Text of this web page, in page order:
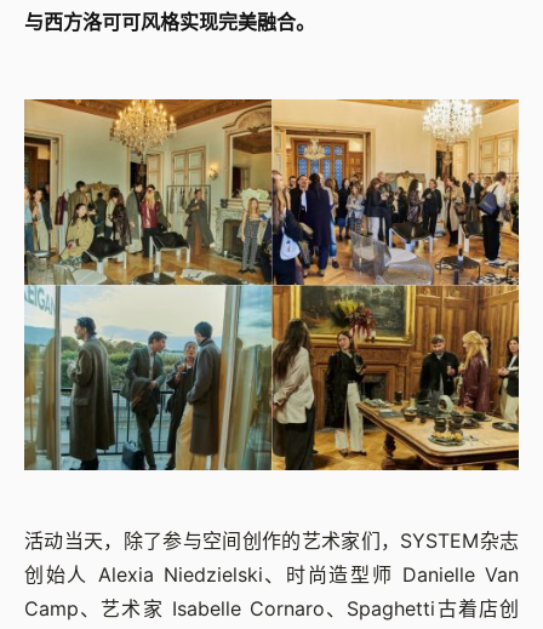
与西方洛可可风格实现完美融合。
活动当天，除了参与空间创作的艺术家们，SYSTEM杂志
创始人 Alexia Niedzielski、时尚造型师 Danielle Van
Camp、艺术家 Isabelle Cornaro、Spaghetti古着店创